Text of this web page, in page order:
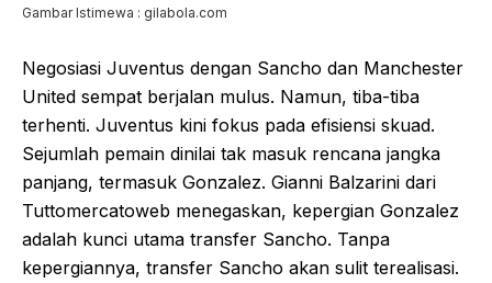
Gambar Istimewa : gilabola.com
Negosiasi Juventus dengan Sancho dan Manchester
United sempat berjalan mulus. Namun, tiba-tiba
terhenti. Juventus kini fokus pada efisiensi skuad.
Sejumlah pemain dinilai tak masuk rencana jangka
panjang, termasuk Gonzalez. Gianni Balzarini dari
Tuttomercatoweb menegaskan, kepergian Gonzalez
adalah kunci utama transfer Sancho. Tanpa
kepergiannya, transfer Sancho akan sulit terealisasi.